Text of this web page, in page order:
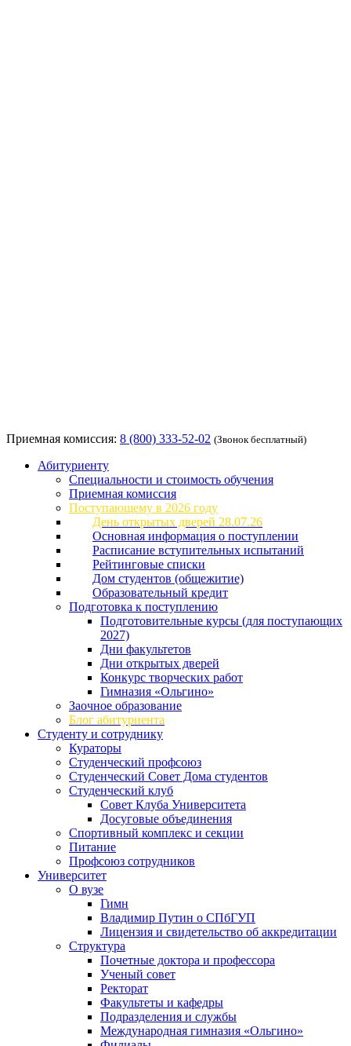
Приемная комиссия: 8 (800) 333-52-02 (Звонок бесплатный)
Абитуриенту
Специальности и стоимость обучения
Приемная комиссия
Поступающему в 2026 году
День открытых дверей 28.07.26
Основная информация о поступлении
Расписание вступительных испытаний
Рейтинговые списки
Дом студентов (общежитие)
Образовательный кредит
Подготовка к поступлению
Подготовительные курсы (для поступающих
2027)
Дни факультетов
Дни открытых дверей
Конкурс творческих работ
Гимназия «Ольгино»
Заочное образование
Блог абитуриента
Студенту и сотруднику
Кураторы
Студенческий профсоюз
Студенческий Совет Дома студентов
Студенческий клуб
Совет Клуба Университета
Досуговые объединения
Спортивный комплекс и секции
Питание
Профсоюз сотрудников
Университет
О вузе
Гимн
Владимир Путин о СПбГУП
Лицензия и свидетельство об аккредитации
Структура
Почетные доктора и профессора
Ученый совет
Ректорат
Факультеты и кафедры
Подразделения и службы
Международная гимназия «Ольгино»